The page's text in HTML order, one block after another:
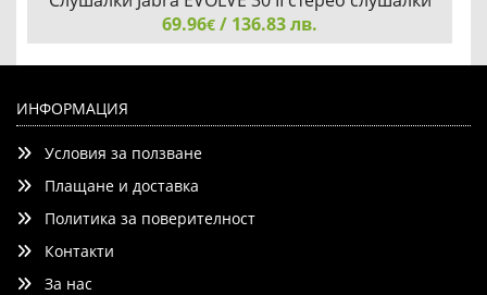
USB & 3.5мм жак 5399-823-309
69.96€ / 136.83 лв.
ИНФОРМАЦИЯ
Условия за ползване
Плащане и доставка
Политика за поверителност
Контакти
За нас